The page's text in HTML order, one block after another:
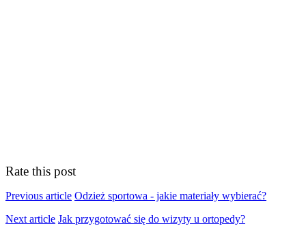
Rate this post
Previous article Odzież sportowa - jakie materiały wybierać?
Next article Jak przygotować się do wizyty u ortopedy?